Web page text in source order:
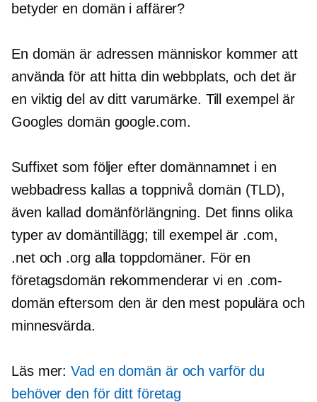
betyder en domän i affärer?
En domän är adressen människor kommer att
använda för att hitta din webbplats, och det är
en viktig del av ditt varumärke. Till exempel är
Googles domän google.com.
Suffixet som följer efter domännamnet i en
webbadress kallas a toppnivå domän (TLD),
även kallad domänförlängning. Det finns olika
typer av domäntillägg; till exempel är .com,
.net och .org alla toppdomäner. För en
företagsdomän rekommenderar vi en .com-
domän eftersom den är den mest populära och
minnesvärda.
Läs mer:Vad en domän är och varför du
behöver den för ditt företag